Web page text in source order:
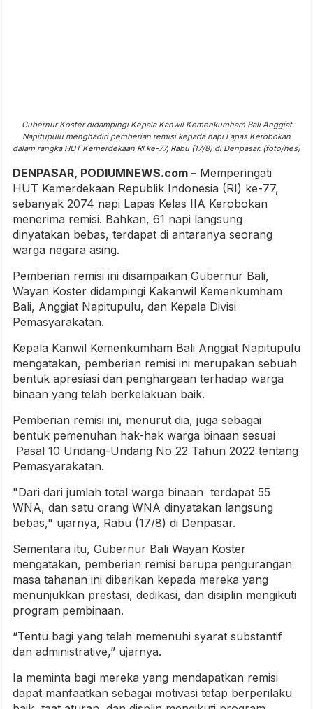
Gubernur Koster didampingi Kepala Kanwil Kemenkumham Bali Anggiat
Napitupulu menghadiri pemberian remisi kepada napi Lapas Kerobokan
dalam rangka HUT Kemerdekaan RI ke-77, Rabu (17/8) di Denpasar. (foto/hes)
DENPASAR, PODIUMNEWS.com – Memperingati
HUT Kemerdekaan Republik Indonesia (RI) ke-77,
sebanyak 2074 napi Lapas Kelas IIA Kerobokan
menerima remisi. Bahkan, 61 napi langsung
dinyatakan bebas, terdapat di antaranya seorang
warga negara asing.
Pemberian remisi ini disampaikan Gubernur Bali,
Wayan Koster didampingi Kakanwil Kemenkumham
Bali, Anggiat Napitupulu, dan Kepala Divisi
Pemasyarakatan.
Kepala Kanwil Kemenkumham Bali Anggiat Napitupulu
mengatakan, pemberian remisi ini merupakan sebuah
bentuk apresiasi dan penghargaan terhadap warga
binaan yang telah berkelakuan baik.
Pemberian remisi ini, menurut dia, juga sebagai
bentuk pemenuhan hak-hak warga binaan sesuai
Pasal 10 Undang-Undang No 22 Tahun 2022 tentang
Pemasyarakatan.
"Dari dari jumlah total warga binaan terdapat 55
WNA, dan satu orang WNA dinyatakan langsung
bebas," ujarnya, Rabu (17/8) di Denpasar.
Sementara itu, Gubernur Bali Wayan Koster
mengatakan, pemberian remisi berupa pengurangan
masa tahanan ini diberikan kepada mereka yang
menunjukkan prestasi, dedikasi, dan disiplin mengikuti
program pembinaan.
“Tentu bagi yang telah memenuhi syarat substantif
dan administrative,” ujarnya.
Ia meminta bagi mereka yang mendapatkan remisi
dapat manfaatkan sebagai motivasi tetap berperilaku